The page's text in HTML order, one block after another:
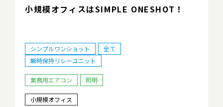
小規模オフィスはSIMPLE ONESHOT！
シンプルワンショット
全て
瞬時保持リレーユニット
業務用エアコン 照明
小規模オフィス